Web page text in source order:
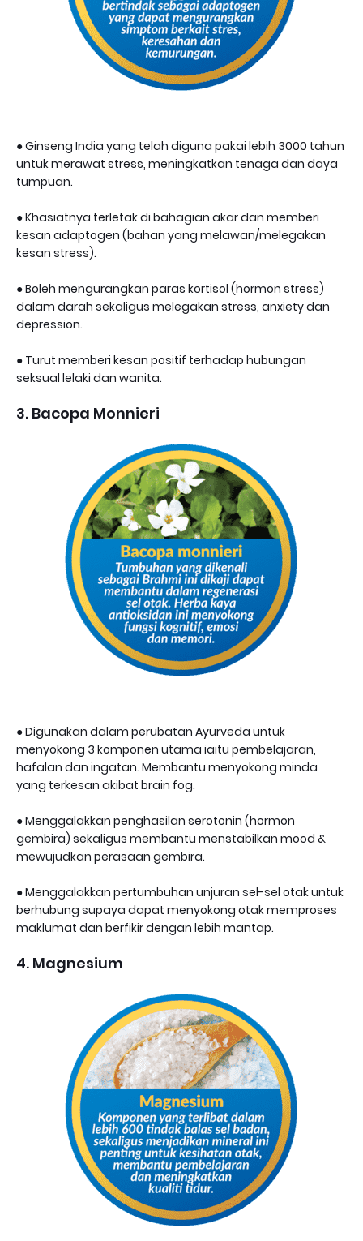
● Ginseng India yang telah diguna pakai lebih 3000 tahun
untuk merawat stress, meningkatkan tenaga dan daya
tumpuan.
● Khasiatnya terletak di bahagian akar dan memberi
kesan adaptogen (bahan yang melawan/melegakan
kesan stress).
● Boleh mengurangkan paras kortisol (hormon stress)
dalam darah sekaligus melegakan stress, anxiety dan
depression.
● Turut memberi kesan positif terhadap hubungan
seksual lelaki dan wanita.
3. Bacopa Monnieri
● Digunakan dalam perubatan Ayurveda untuk
menyokong 3 komponen utama iaitu pembelajaran,
hafalan dan ingatan. Membantu menyokong minda
yang terkesan akibat brain fog.
● Menggalakkan penghasilan serotonin (hormon
gembira) sekaligus membantu menstabilkan mood &
mewujudkan perasaan gembira.
● Menggalakkan pertumbuhan unjuran sel-sel otak untuk
berhubung supaya dapat menyokong otak memproses
maklumat dan berfikir dengan lebih mantap.
4. Magnesium